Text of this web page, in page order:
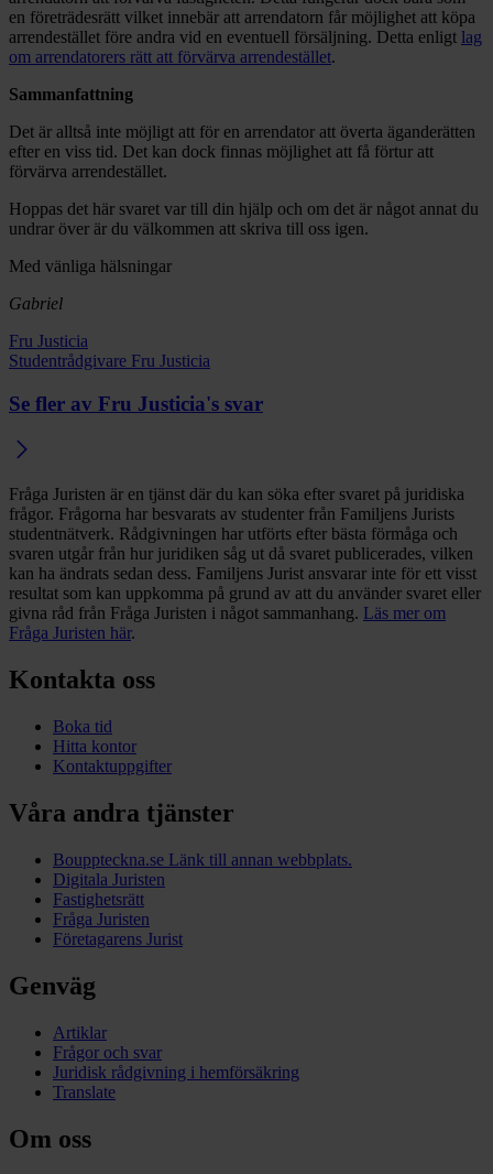
en företrädesrätt vilket innebär att arrendatorn får möjlighet att köpa
arrendestället före andra vid en eventuell försäljning. Detta enligt lag
om arrendatorers rätt att förvärva arrendestället.
Sammanfattning
Det är alltså inte möjligt att för en arrendator att överta äganderätten
efter en viss tid. Det kan dock finnas möjlighet att få förtur att
förvärva arrendestället.
Hoppas det här svaret var till din hjälp och om det är något annat du
undrar över är du välkommen att skriva till oss igen.
Med vänliga hälsningar
Gabriel
Fru Justicia
Studentrådgivare Fru Justicia
Se fler av Fru Justicia's svar
Fråga Juristen är en tjänst där du kan söka efter svaret på juridiska
frågor. Frågorna har besvarats av studenter från Familjens Jurists
studentnätverk. Rådgivningen har utförts efter bästa förmåga och
svaren utgår från hur juridiken såg ut då svaret publicerades, vilken
kan ha ändrats sedan dess. Familjens Jurist ansvarar inte för ett visst
resultat som kan uppkomma på grund av att du använder svaret eller
givna råd från Fråga Juristen i något sammanhang. Läs mer om
Fråga Juristen här.
Kontakta oss
Boka tid
Hitta kontor
Kontaktuppgifter
Våra andra tjänster
Bouppteckna.se Länk till annan webbplats.
Digitala Juristen
Fastighetsrätt
Fråga Juristen
Företagarens Jurist
Genväg
Artiklar
Frågor och svar
Juridisk rådgivning i hemförsäkring
Translate
Om oss